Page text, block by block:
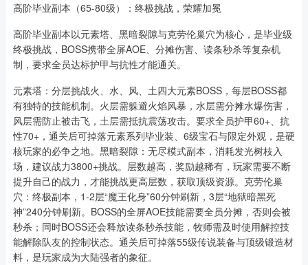
高阶毕业副本（65-80级）：终极挑战，荣耀加冕
高阶毕业副本以元素塔、黑暗裂隙与克劳伦巢穴为核心，是毕业级
终极挑战，BOSS携带全屏AOE、分摊伤害、读条秒杀等复杂机
制，要求全员达标护甲与抗性才能通关。
元素塔：分层挑战火、水、风、土四大元素BOSS，每层BOSS都
有独特的技能机制。火层需躲避火焰风暴，水层需分摊水爆伤害，
风层需防止被击飞，土层需抵抗震荡攻击。要求全员护甲60+、抗
性70+，通关后可掉落元素系列毕业装、6级宝石与限定外观，是硬
核玩家的必争之地。黑暗裂隙：无尽模式副本，消耗发光树枝入
场，建议战力3800+挑战。层数越高，奖励越稀有，玩家需要不断
提升自己的战力，才能挑战更高层数，获取顶级资源。克劳伦巢
穴：终极副本，1-2层“魔王化身”60分钟刷新，3层“地狱暗黑死
神”240分钟刷新。BOSS的全屏AOE技能需要全员分摊，否则会被
秒杀；同时BOSS还会释放读条秒杀技能，牧师需及时使用解控技
能解除队友的控制状态。通关后可掉落55级传说装备与顶级锻造材
料，是玩家成为大陆强者的象征。